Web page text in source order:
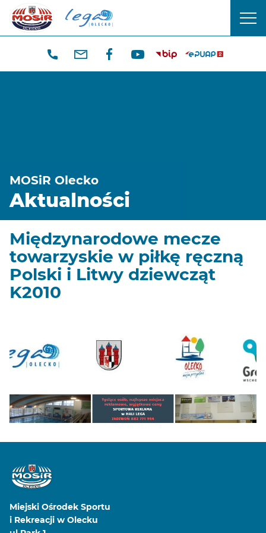
CENTRUM
SPORTU
REKREACJI
MOSiR Olecko
Aktualności
Międzynarodowe mecze
towarzyskie w piłkę ręczną
Polski i Litwy dziewcząt
K2010
Miejski Ośrodek Sportu
i Rekreacji w Olecku